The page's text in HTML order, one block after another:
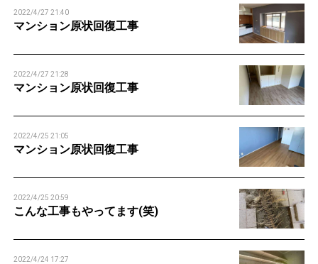
2022/4/27 21:40
マンション原状回復工事
2022/4/27 21:28
マンション原状回復工事
2022/4/25 21:05
マンション原状回復工事
2022/4/25 20:59
こんな工事もやってます(笑)
2022/4/24 17:27